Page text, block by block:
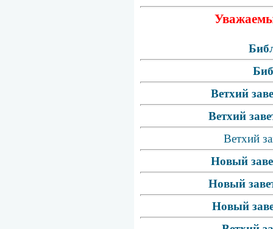
Ветхий
Ветхий
Ветхий
Новый
Новый
Новый